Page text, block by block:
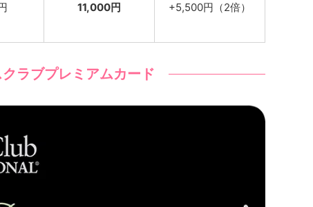
11,000円 +5,500円（2倍）
ラブプレミアムカード